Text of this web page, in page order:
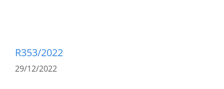
R353/2022
29/12/2022